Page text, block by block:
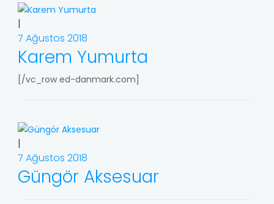
|
7 Ağustos 2018
Karem Yumurta
[/vc_row ed-danmark.com]
|
7 Ağustos 2018
Güngör Aksesuar